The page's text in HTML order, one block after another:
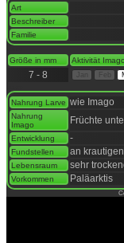
Art
Beschreiber
Familie
Größe in mm Aktivität
7 - 8
Nahrung Larve wie Imago
Nahrung
Imago
Früchte
Entwicklung -
Fundstellen an
Lebensraum sehr
Vorkommen Paläarktis